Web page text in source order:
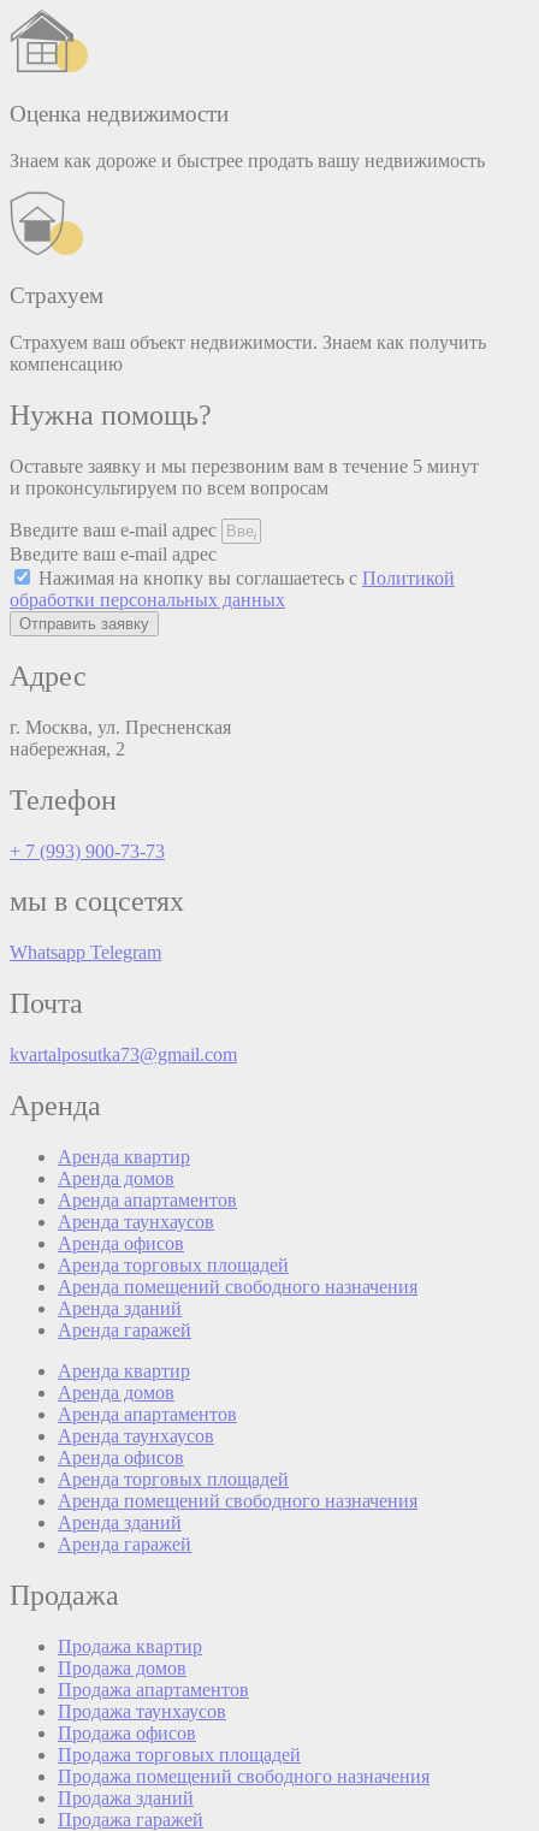
Оценка недвижимости
Знаем как дороже и быстрее продать вашу недвижимость
Страхуем
Страхуем ваш объект недвижимости. Знаем как получить
компенсацию
Нужна помощь?
Оставьте заявку и мы перезвоним вам в течение 5 минут
и проконсультируем по всем вопросам
Введите ваш e-mail адрес
Введите ваш e-mail адрес
Нажимая на кнопку вы соглашаетесь с Политикой
обработки персональных данных
Отправить заявку
Адрес
г. Москва, ул. Пресненская
набережная, 2
Телефон
+ 7 (993) 900-73-73
мы в соцсетях
Whatsapp Telegram
Почта
kvartalposutka73@gmail.com
Аренда
Аренда квартир
Аренда домов
Аренда апартаментов
Аренда таунхаусов
Аренда офисов
Аренда торговых площадей
Аренда помещений свободного назначения
Аренда зданий
Аренда гаражей
Аренда квартир
Аренда домов
Аренда апартаментов
Аренда таунхаусов
Аренда офисов
Аренда торговых площадей
Аренда помещений свободного назначения
Аренда зданий
Аренда гаражей
Продажа
Продажа квартир
Продажа домов
Продажа апартаментов
Продажа таунхаусов
Продажа офисов
Продажа торговых площадей
Продажа помещений свободного назначения
Продажа зданий
Продажа гаражей